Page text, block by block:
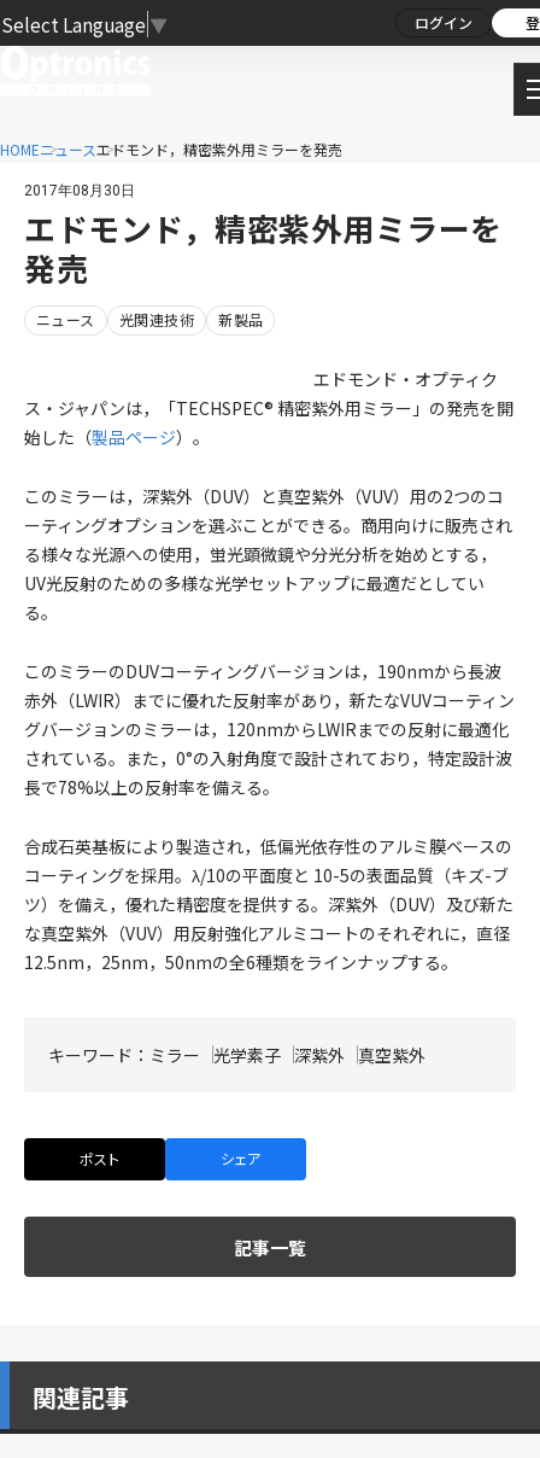
Select Language ▼ ログイン
HOMEニュースエドモンド，精密紫外用ミラーを発売
2017年08月30日
エドモンド，精密紫外用ミラーを
発売
ニュース 光関連技術 新製品
エドモンド・オプティク
ス・ジャパンは，「TECHSPEC® 精密紫外用ミラー」の発売を開
始した（製品ページ）。
このミラーは，深紫外（DUV）と真空紫外（VUV）用の2つのコ
ーティングオプションを選ぶことができる。商用向けに販売され
る様々な光源への使用，蛍光顕微鏡や分光分析を始めとする，
UV光反射のための多様な光学セットアップに最適だとしてい
る。
このミラーのDUVコーティングバージョンは，190nmから長波
赤外（LWIR）までに優れた反射率があり，新たなVUVコーティン
グバージョンのミラーは，120nmからLWIRまでの反射に最適化
されている。また，0°の入射角度で設計されており，特定設計波
長で78%以上の反射率を備える。
合成石英基板により製造され，低偏光依存性のアルミ膜ベースの
コーティングを採用。λ/10の平面度と 10-5の表面品質（キズ-ブ
ツ）を備え，優れた精密度を提供する。深紫外（DUV）及び新た
な真空紫外（VUV）用反射強化アルミコートのそれぞれに，直径
12.5nm，25nm，50nmの全6種類をラインナップする。
キーワード： ミラー 光学素子 深紫外 真空紫外
ポスト シェア
記事一覧
関連記事